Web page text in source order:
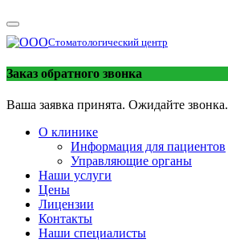
Стоматологический центр
Заказ обратного звонка
Ваша заявка принята. Ожидайте звонка.
О клинике
Информация для пациентов
Управляющие органы
Наши услуги
Цены
Лицензии
Контакты
Наши специалисты